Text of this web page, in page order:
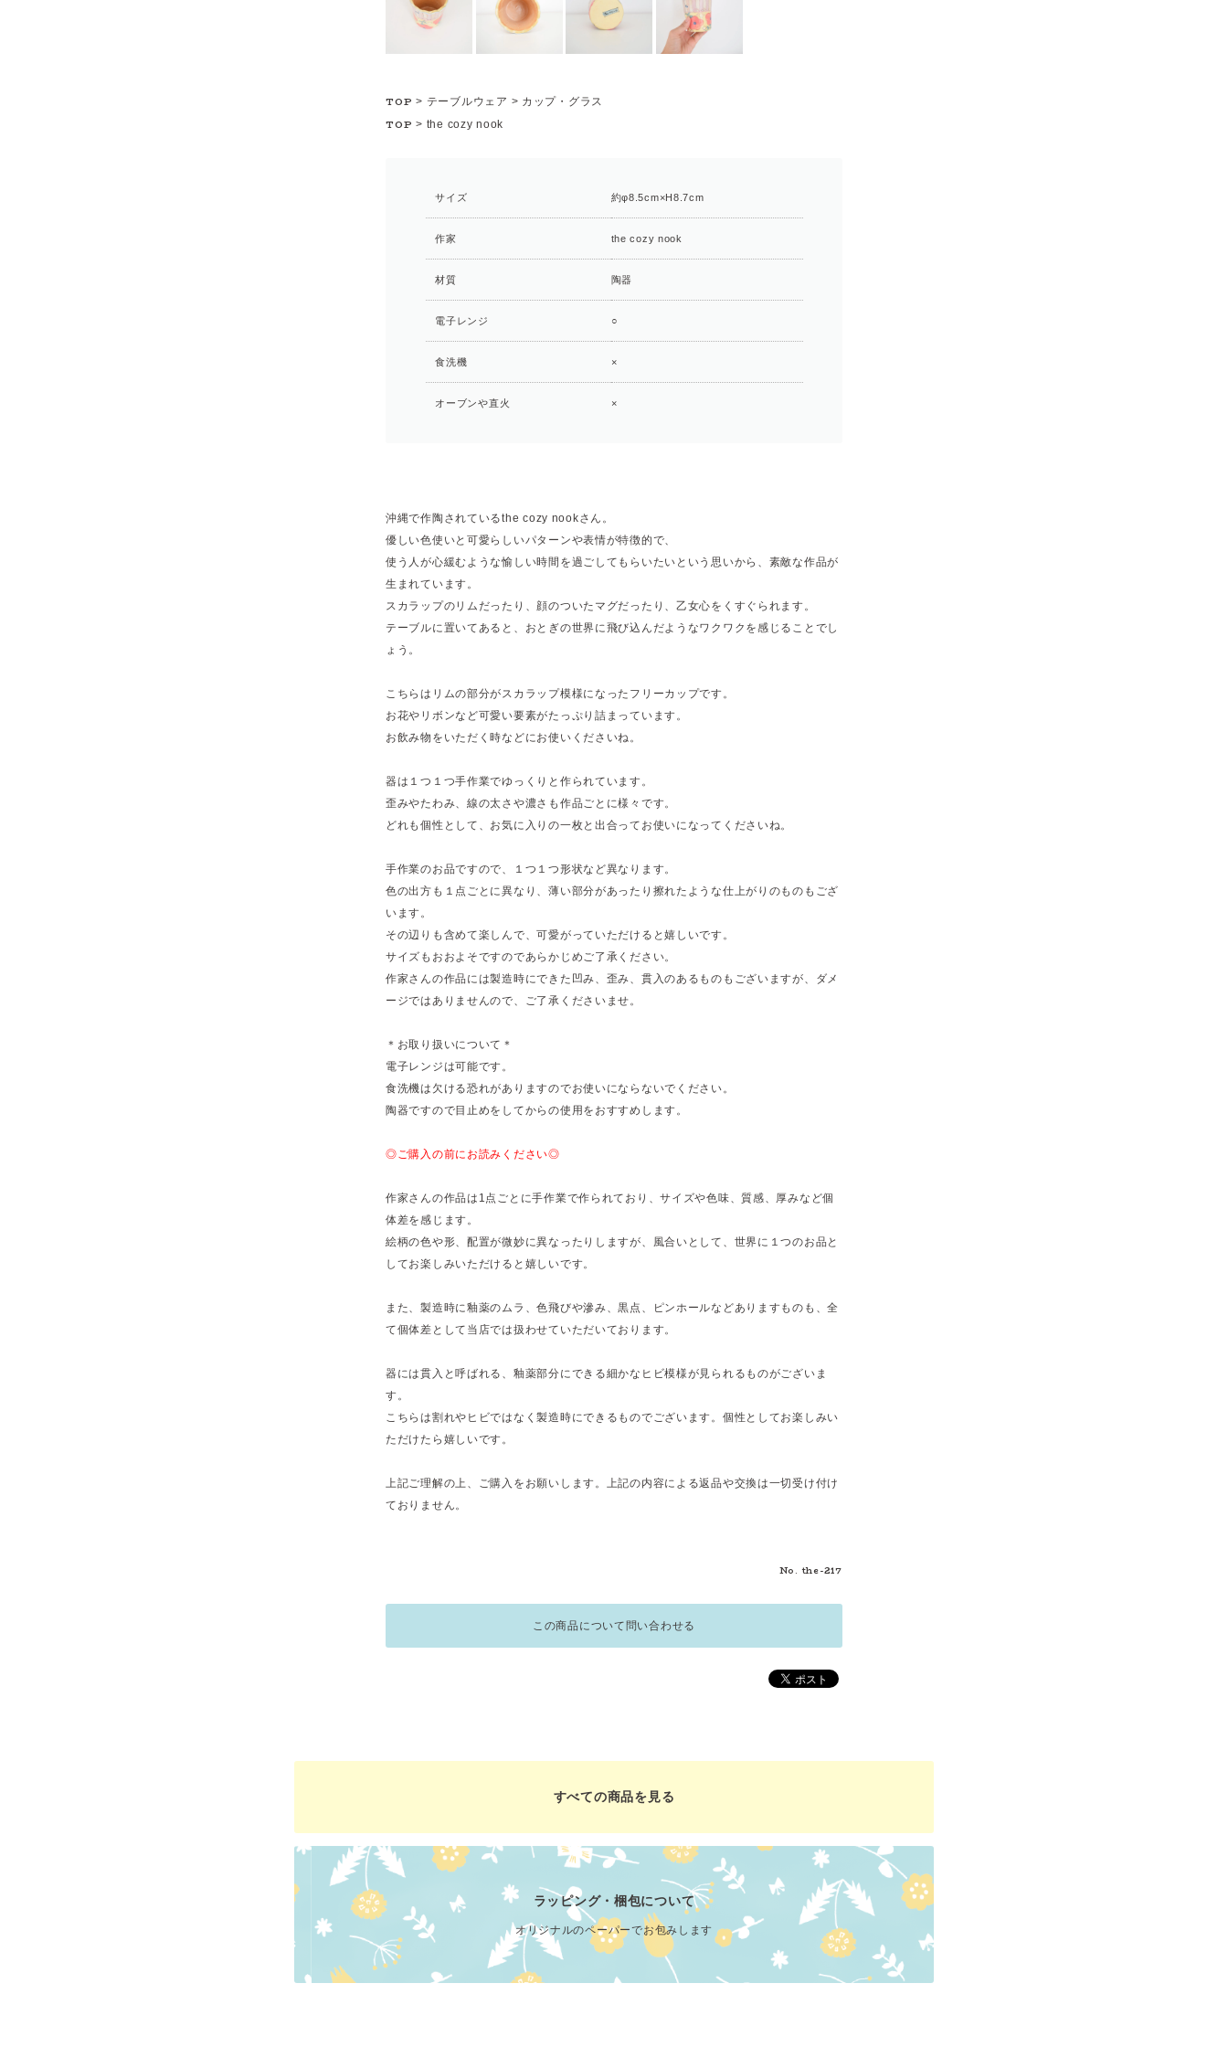
TOP > テーブルウェア > カップ・グラス
TOP > the cozy nook
サイズ 約φ8.5cm×H8.7cm
作家 the cozy nook
材質 陶器
電子レンジ ○
食洗機 ×
オーブンや直火 ×
沖縄で作陶されているthe cozy nookさん。
優しい色使いと可愛らしいパターンや表情が特徴的で、
使う人が心緩むような愉しい時間を過ごしてもらいたいという思いから、素敵な作品が
生まれています。
スカラップのリムだったり、顔のついたマグだったり、乙女心をくすぐられます。
テーブルに置いてあると、おとぎの世界に飛び込んだようなワクワクを感じることでし
ょう。
こちらはリムの部分がスカラップ模様になったフリーカップです。
お花やリボンなど可愛い要素がたっぷり詰まっています。
お飲み物をいただく時などにお使いくださいね。
器は１つ１つ手作業でゆっくりと作られています。
歪みやたわみ、線の太さや濃さも作品ごとに様々です。
どれも個性として、お気に入りの一枚と出合ってお使いになってくださいね。
手作業のお品ですので、１つ１つ形状など異なります。
色の出方も１点ごとに異なり、薄い部分があったり擦れたような仕上がりのものもござ
います。
その辺りも含めて楽しんで、可愛がっていただけると嬉しいです。
サイズもおおよそですのであらかじめご了承ください。
作家さんの作品には製造時にできた凹み、歪み、貫入のあるものもございますが、ダメ
ージではありませんので、ご了承くださいませ。
＊お取り扱いについて＊
電子レンジは可能です。
食洗機は欠ける恐れがありますのでお使いにならないでください。
陶器ですので目止めをしてからの使用をおすすめします。
◎ご購入の前にお読みください◎
作家さんの作品は1点ごとに手作業で作られており、サイズや色味、質感、厚みなど個
体差を感じます。
絵柄の色や形、配置が微妙に異なったりしますが、風合いとして、世界に１つのお品と
してお楽しみいただけると嬉しいです。
また、製造時に釉薬のムラ、色飛びや滲み、黒点、ピンホールなどありますものも、全
て個体差として当店では扱わせていただいております。
器には貫入と呼ばれる、釉薬部分にできる細かなヒビ模様が見られるものがございま
す。
こちらは割れやヒビではなく製造時にできるものでございます。個性としてお楽しみい
ただけたら嬉しいです。
上記ご理解の上、ご購入をお願いします。上記の内容による返品や交換は一切受け付け
ておりません。
No. the-217
この商品について問い合わせる
すべての商品を見る
ラッピング・梱包について
オリジナルのペーパーでお包みします